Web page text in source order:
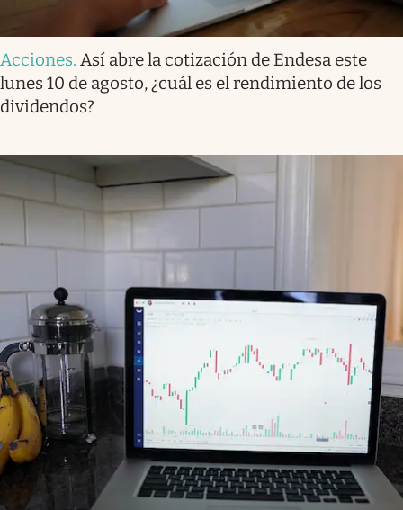
Acciones. Así abre la cotización de Endesa este
lunes 10 de agosto, ¿cuál es el rendimiento de los
dividendos?